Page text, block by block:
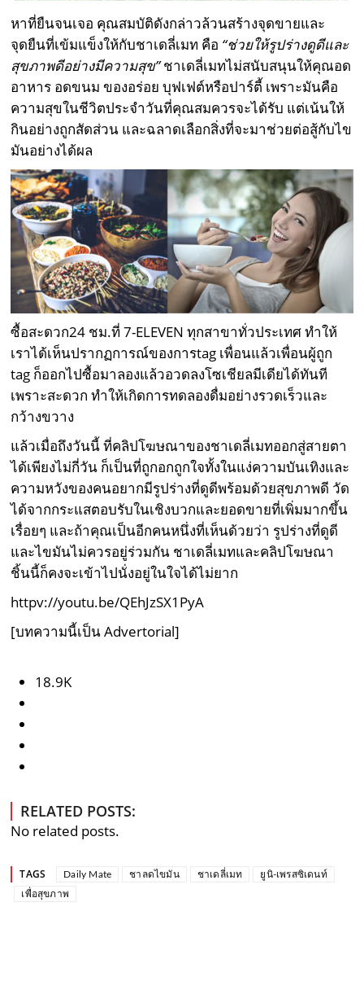
หาที่ยืนจนเจอ คุณสมบัติดังกล่าวล้วนสร้างจุดขายและ
จุดยืนที่เข้มแข็งให้กับชาเดลี่เมท คือ “ช่วยให้รูปร่างดูดีและ
สุขภาพดีอย่างมีความสุข”ชาเดลี่เมทไม่สนับสนุนให้คุณอด
อาหาร อดขนม ของอร่อย บุฟเฟต์หรือปาร์ตี้ เพราะมันคือ
ความสุขในชีวิตประจำวันที่คุณสมควรจะได้รับ แต่เน้นให้
กินอย่างถูกสัดส่วน และฉลาดเลือกสิ่งที่จะมาช่วยต่อสู้กับไข
มันอย่างได้ผล
ซื้อสะดวก24 ชม.ที่ 7-ELEVEN ทุกสาขาทั่วประเทศ ทำให้
เราได้เห็นปรากฏการณ์ของการtag เพื่อนแล้วเพื่อนผู้ถูก
tag ก็ออกไปซื้อมาลองแล้วอวดลงโซเชียลมีเดียได้ทันที
เพราะสะดวก ทำให้เกิดการทดลองดื่มอย่างรวดเร็วและ
กว้างขวาง
แล้วเมื่อถึงวันนี้ ที่คลิปโฆษณาของชาเดลี่เมทออกสู่สายตา
ได้เพียงไม่กี่วัน ก็เป็นที่ถูกอกถูกใจทั้งในแง่ความบันเทิงและ
ความหวังของคนอยากมีรูปร่างที่ดูดีพร้อมด้วยสุขภาพดี วัด
ได้จากกระแสตอบรับในเชิงบวกและยอดขายที่เพิ่มมากขึ้น
เรื่อยๆ และถ้าคุณเป็นอีกคนหนึ่งที่เห็นด้วยว่า รูปร่างที่ดูดี
และไขมันไม่ควรอยู่ร่วมกัน ชาเดลี่เมทและคลิปโฆษณา
ชิ้นนี้ก็คงจะเข้าไปนั่งอยู่ในใจได้ไม่ยาก
httpv://youtu.be/QEhJzSX1PyA
[บทความนี้เป็น Advertorial]
18.9K
RELATED POSTS:
No related posts.
TAGS Daily Mate ชาลดไขมัน ชาเดลี่เมท
ยูนิ-เพรสซิเดนท์
เพื่อสุขภาพ